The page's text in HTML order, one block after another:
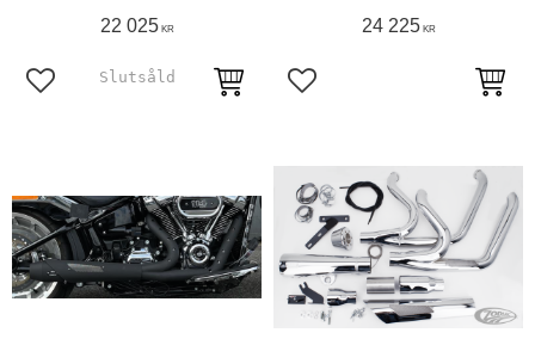
22 025KR
Lägg till i favoriter
24 225KR
Lägg till i favoriter